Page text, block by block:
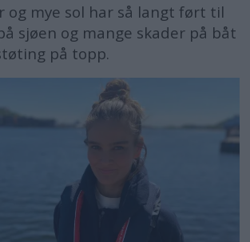
og mye sol har så langt ført til
sjøen og mange skader på båt
på topp.